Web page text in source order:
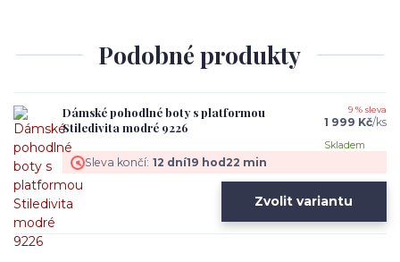
Podobné produkty
Dámské pohodlné boty s platformou
Stiledivita modré 9226
9 % sleva
1 999 Kč/ks
Skladem
Sleva končí: 12 dní19 hod22 min
Zvolit variantu